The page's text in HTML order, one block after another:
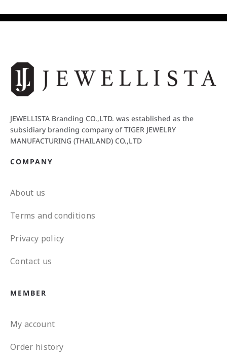
JEWELLISTA Branding CO.,LTD. was established as the
subsidiary branding company of TIGER JEWELRY
MANUFACTURING (THAILAND) CO.,LTD
COMPANY
About us
Terms and conditions
Privacy policy
Contact us
MEMBER
My account
Order history